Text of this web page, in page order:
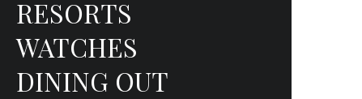
RESORTS
WATCHES
DINING OUT